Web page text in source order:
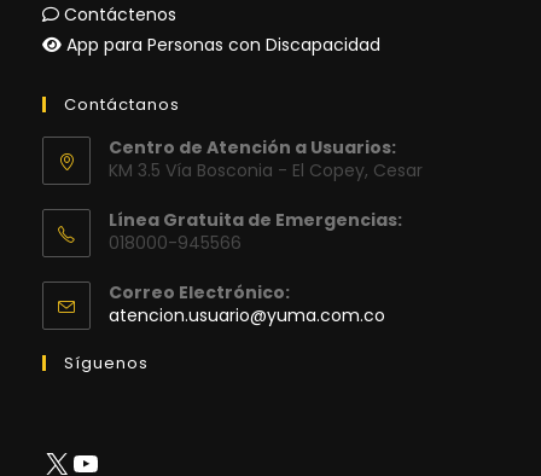
Contáctenos
App para Personas con Discapacidad
Contáctanos
Centro de Atención a Usuarios:
KM 3.5 Vía Bosconia - El Copey, Cesar
Línea Gratuita de Emergencias:
018000-945566
Correo Electrónico:
atencion.usuario@yuma.com.co
Síguenos
X YouTube